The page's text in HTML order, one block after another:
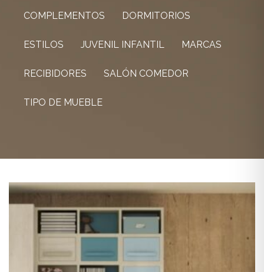
COMPLEMENTOS DORMITORIOS
ESTILOS JUVENIL INFANTIL MARCAS
RECIBIDORES SALÓN COMEDOR
TIPO DE MUEBLE